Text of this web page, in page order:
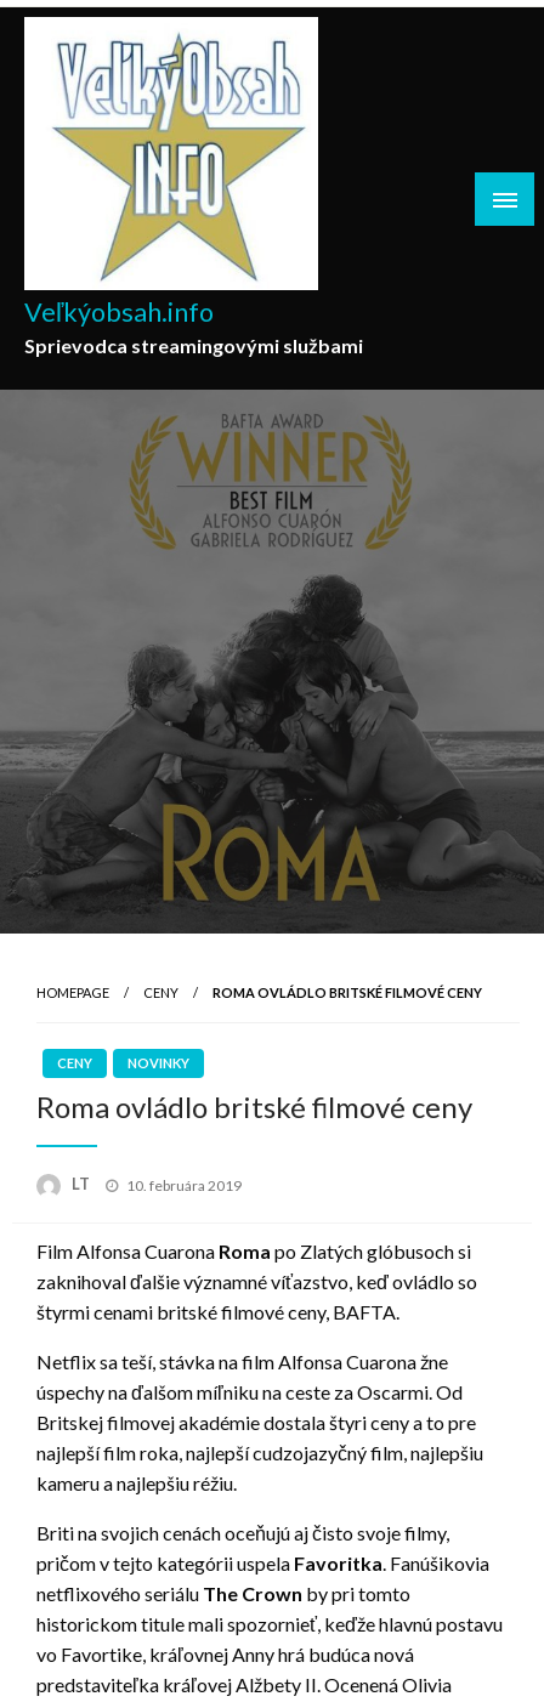
Skip
content
Veľkýobsah.info
Sprievodca streamingovými službami
HOMEPAGE CENY ROMA OVLÁDLO BRITSKÉ FILMOVÉ CENY
CENY NOVINKY
Roma ovládlo britské filmové ceny
LT
Posted
10. februára 2019
Film Alfonsa Cuarona Roma po Zlatých glóbusoch si
zaknihoval ďalšie významné víťazstvo, keď ovládlo so
štyrmi cenami britské filmové ceny, BAFTA.
Netflix sa teší, stávka na film Alfonsa Cuarona žne
úspechy na ďalšom míľniku na ceste za Oscarmi. Od
Britskej filmovej akadémie dostala štyri ceny a to pre
najlepší film roka, najlepší cudzojazyčný film, najlepšiu
kameru a najlepšiu réžiu.
Briti na svojich cenách oceňujú aj čisto svoje filmy,
pričom v tejto kategórii uspela Favoritka. Fanúšikovia
netflixového seriálu The Crown by pri tomto
historickom titule mali spozornieť, keďže hlavnú postavu
vo Favortike, kráľovnej Anny hrá budúca nová
predstaviteľka kráľovej Alžbety II. Ocenená Olivia